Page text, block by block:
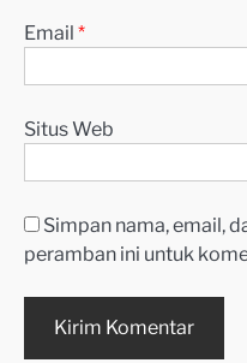
Email *
Situs Web
Simpan nama, email,
peramban ini untuk